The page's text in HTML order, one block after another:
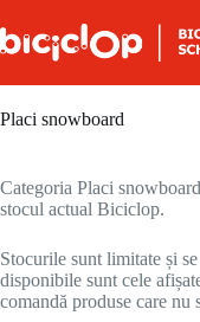
Placi snowboard
Categoria Placi
stocul actual Biciclop.
Stocurile sunt limitate și
disponibile sunt cele
comandă produse care nu